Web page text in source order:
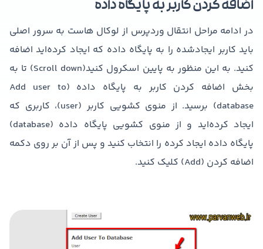
اضافه کردن کاربر به پایگاه داده
در ادامه مراحل انتقال وردپرس از لوکال هاست به سرور اصلی
باید کاربر ایجادشده را به پایگاه داده که ایجاد کرده‌اید اضافه
کنید. به این منظور به پایین اسکرول کنید(Scroll down) تا به
بخش اضافه کردن کاربر به پایگاه داده (Add user to
database) برسید. از منوی کشویی کاربر (user)، کاربری که
ایجاد کرده‌اید و از منوی کشویی پایگاه داده (database)
پایگاه داده‌ ایجاد کرده را انتخاب کنید و پس ‌از آن بر روی دکمه
اضافه کردن (Add) کلیک کنید.